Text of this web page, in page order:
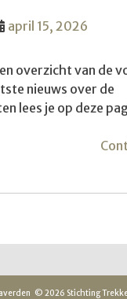
april 15, 2026
overzicht van de
nieuws over de
lees je op deze
© 2026 Stichting